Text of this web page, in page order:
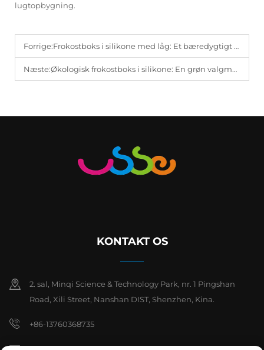
lugtopbygning.
Forrige:Frokostboks i silikone med låg: Et bæredygtigt valg
Næste:Økologisk frokostboks i silikone: En grøn valgmulighed forklaret
KONTAKT OS
2. sal, Minqi Science & Technology Park, nr. 1 Pingshan
Road, Xili Street, Nanshan DIST, Shenzhen, Kina.
+86-13760368735